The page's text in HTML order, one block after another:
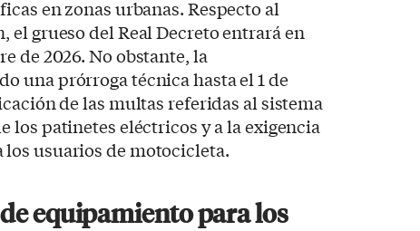
en zonas urbanas. Respecto al
grueso del Real Decreto entrará en
de 2026. No obstante, la
una prórroga técnica hasta el 1 de
de las multas referidas al sistema
los patinetes eléctricos y a la exigencia
usuarios de motocicleta.
equipamiento para los